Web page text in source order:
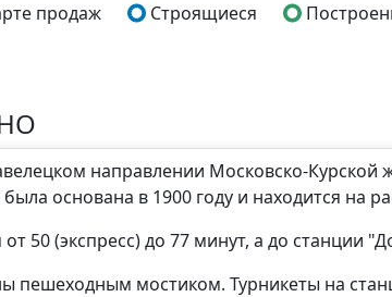
продаж Строящиеся
направлении Московско-Курской
основана в 1900 году и находится на
50 (экспресс) до 77 минут, а до станции
пешеходным мостиком. Турникеты на